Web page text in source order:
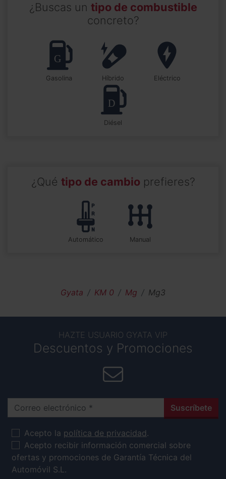
¿Buscas un tipo de combustible
concreto?
Gasolina Híbrido Eléctrico
Diésel
¿Qué tipo de cambio prefieres?
automático manual
Gyata KM 0 Mg Mg3
HAZTE USUARIO GYATA VIP
Descuentos y Promociones
Correo electrónico Suscríbete
Acepto la política de privacidad .
Acepto recibir información comercial sobre
ofertas y promociones de Garantía Técnica del
Automóvil S.L.